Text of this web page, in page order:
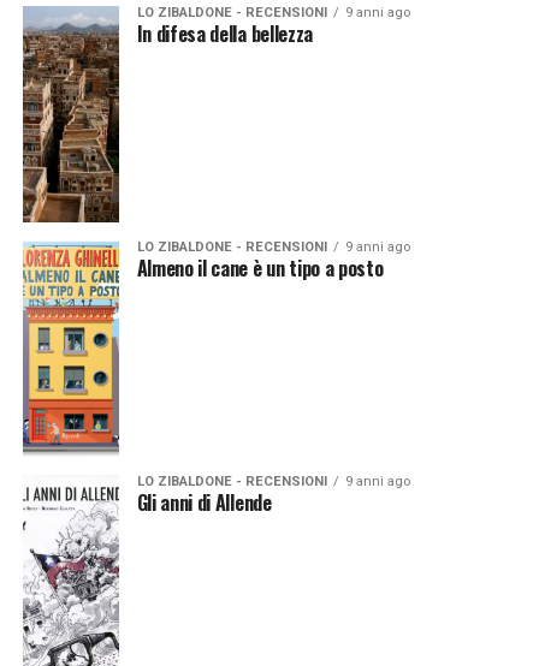
LO ZIBALDONE - RECENSIONI 9 anni ago
In difesa della bellezza
LO ZIBALDONE - RECENSIONI 9 anni ago
Almeno il cane è un tipo a posto
LO ZIBALDONE - RECENSIONI 9 anni ago
Gli anni di Allende